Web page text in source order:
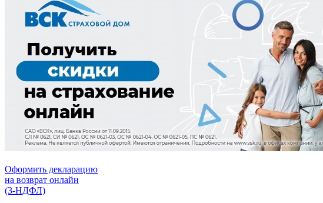
Оформить декларацию
на возврат онлайн
(3-НДФЛ)